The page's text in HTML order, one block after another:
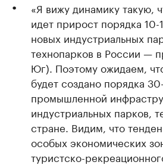
«Я вижу динамику такую,
идет прирост порядка 10-
новых индустриальных
технопарков в России —
Юг). Поэтому ожидаем,
будет создано порядка
промышленной
индустриальных парков,
стране. Видим, что
особых экономических
туристско-